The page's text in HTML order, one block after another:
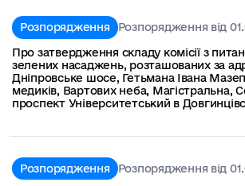
Розпорядження
Розпорядження від
Про затвердження складу комісії з
зелених насаджень, розташованих за
Дніпровське шосе, Гетьмана Івана
медиків, Вартових неба, Магістральна,
проспект Університетський в
Розпорядження
Розпорядження від